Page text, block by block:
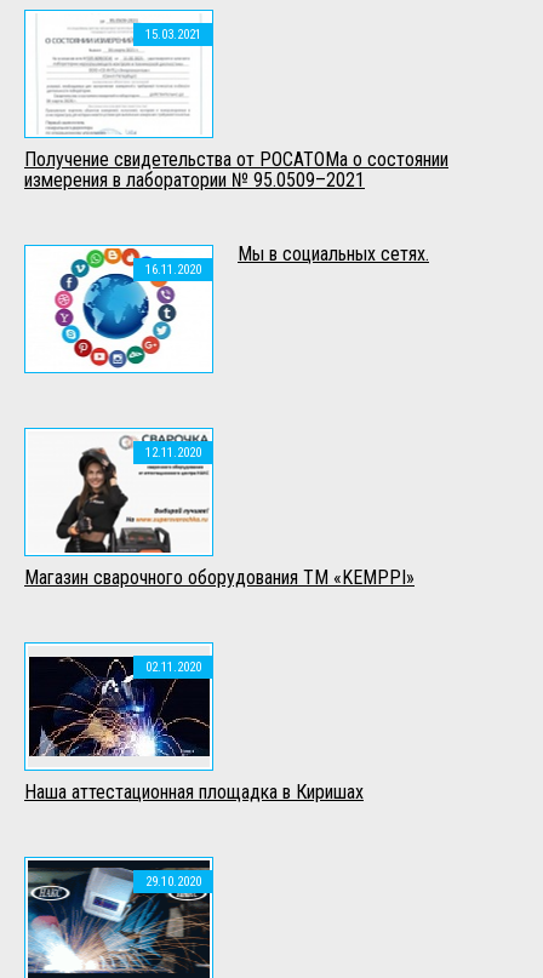
15.03.2021
Получение свидетельства от РОСАТОМа о состоянии
измерения в лаборатории № 95.0509–2021
16.11.2020
Мы в социальных сетях.
12.11.2020
Mагазин сварочного оборудования ТМ «KEMPPI»
02.11.2020
Наша аттестационная площадка в Киришах
29.10.2020